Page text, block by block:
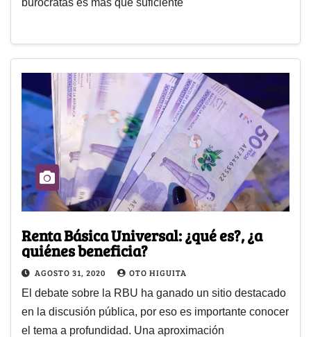
burócratas es más que suficiente"
Renta Básica Universal: ¿qué es?, ¿a
quiénes beneficia?
AGOSTO 31, 2020 OTO HIGUITA
El debate sobre la RBU ha ganado un sitio destacado
en la discusión pública, por eso es importante conocer
el tema a profundidad. Una aproximación